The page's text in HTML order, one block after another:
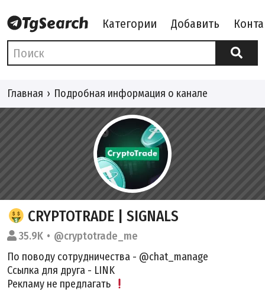
Категории Добавить
Главная Подробная информация о канале
CRYPTOTRADE | SIGNALS
35.9K
@cryptotrade_me
По поводу сотрудничества - @chat_manage
Ссылка для друга - LINK
Рекламу не предлагать